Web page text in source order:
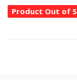
Product Out of